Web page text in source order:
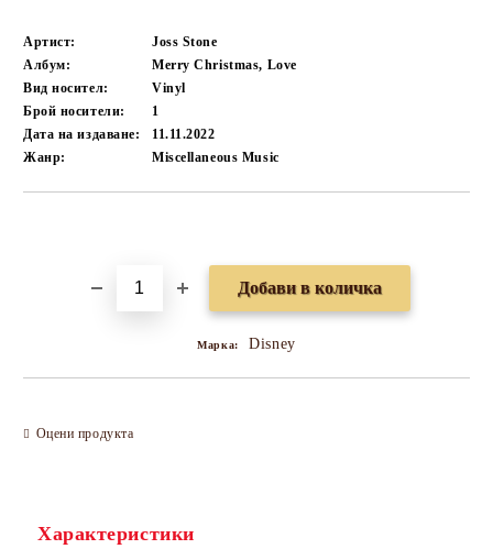
Артист:
Joss Stone
Албум:
Merry Christmas, Love
Вид носител:
Vinyl
Брой носители:
1
Дата на издаване:
11.11.2022
Жанр:
Miscellaneous Music
Марка: Disney
Оцени продукта
Характеристики